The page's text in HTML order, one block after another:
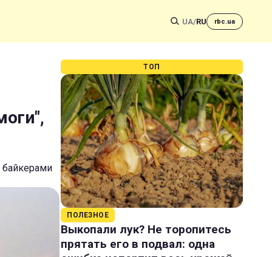
UA/RU rbc.ua
байкерами
ТОП
ПОЛЕЗНОЕ
Выкопали лук? Не торопитесь
прятать его в подвал: одна